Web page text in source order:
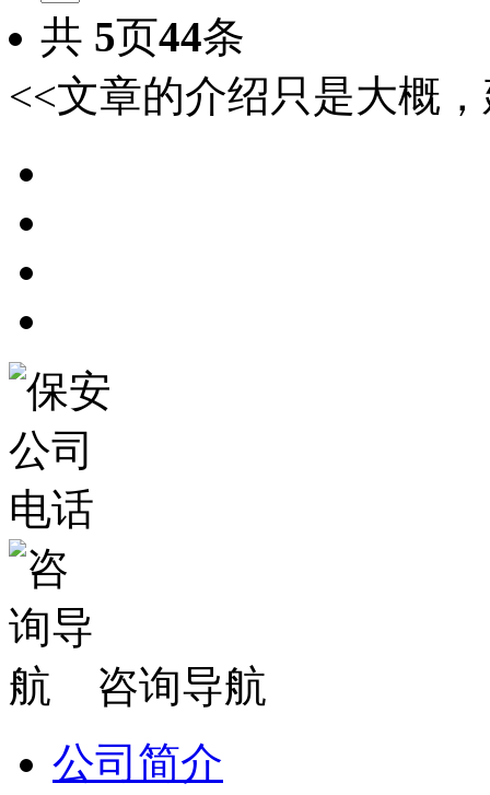
共 5页44条
<<文章的介绍只是大概
咨询导航
公司简介